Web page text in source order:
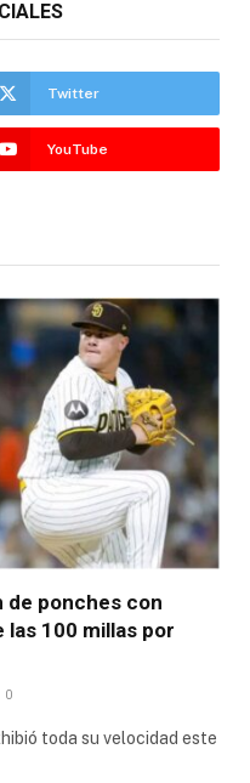
Twitter
YouTube
de ponches con
100 millas por
0
toda su velocidad este